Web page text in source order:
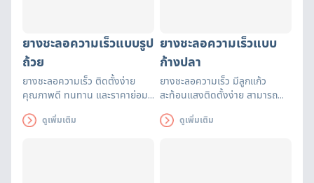
ยางชะลอความเร็วแบบรูป
ถ้วย
ยางชะลอความเร็ว ติดตั้งง่าย
คุณภาพดี ทนทาน และราคาย่อม
แหล่งชุมชน เพื่อเตือนและป้องกัน
ดูเพิ่มเติม
ยางชะลอความเร็วแบบ
ก้างปลา
ยางชะลอความเร็ว มีลูกแก้ว
สะท้อนแสงติดตั้งง่าย สามารถ
ได้คุณภาพดี ทนทาน และราคา
ดูเพิ่มเติม